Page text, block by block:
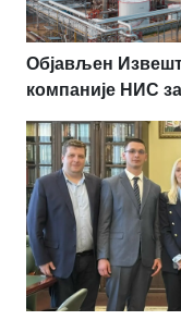
Објављен
компаније НИС